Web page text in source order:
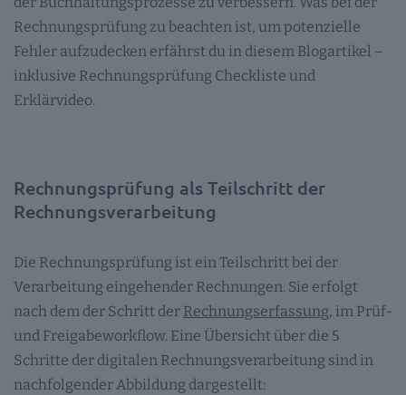
Rechnungsprüfung zu beachten ist, um potenzielle
Fehler aufzudecken erfährst du in diesem Blogartikel –
inklusive Rechnungsprüfung Checkliste und
Erklärvideo.
Rechnungsprüfung als Teilschritt der
Rechnungsverarbeitung
Die Rechnungsprüfung ist ein Teilschritt bei der
Verarbeitung eingehender Rechnungen. Sie erfolgt
nach dem der Schritt der Rechnungserfassung, im Prüf-
und Freigabeworkflow. Eine Übersicht über die 5
Schritte der digitalen Rechnungsverarbeitung sind in
nachfolgender Abbildung dargestellt: